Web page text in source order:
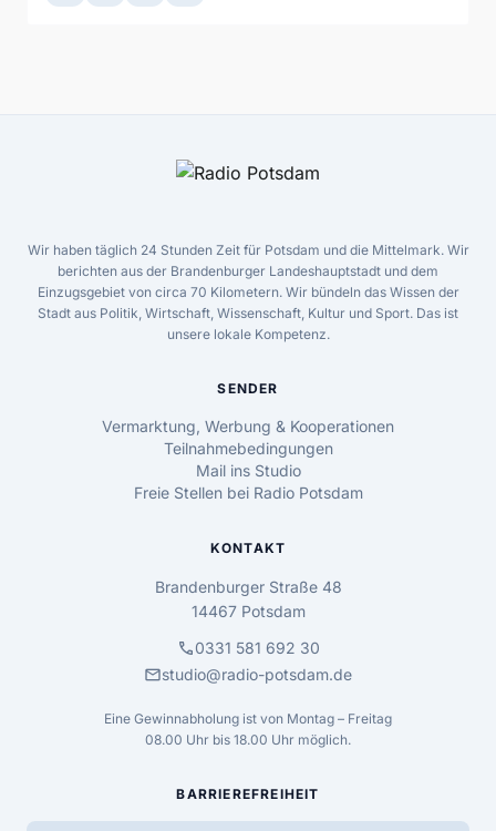
Wir haben täglich 24 Stunden Zeit für Potsdam und die Mittelmark. Wir
berichten aus der Brandenburger Landeshauptstadt und dem
Einzugsgebiet von circa 70 Kilometern. Wir bündeln das Wissen der
Stadt aus Politik, Wirtschaft, Wissenschaft, Kultur und Sport. Das ist
unsere lokale Kompetenz.
SENDER
Vermarktung, Werbung & Kooperationen
Teilnahmebedingungen
Mail ins Studio
Freie Stellen bei Radio Potsdam
KONTAKT
Brandenburger Straße 48
14467 Potsdam
call0331 581 692 30
mailstudio@radio-potsdam.de
Eine Gewinnabholung ist von Montag – Freitag
08.00 Uhr bis 18.00 Uhr möglich.
BARRIEREFREIHEIT